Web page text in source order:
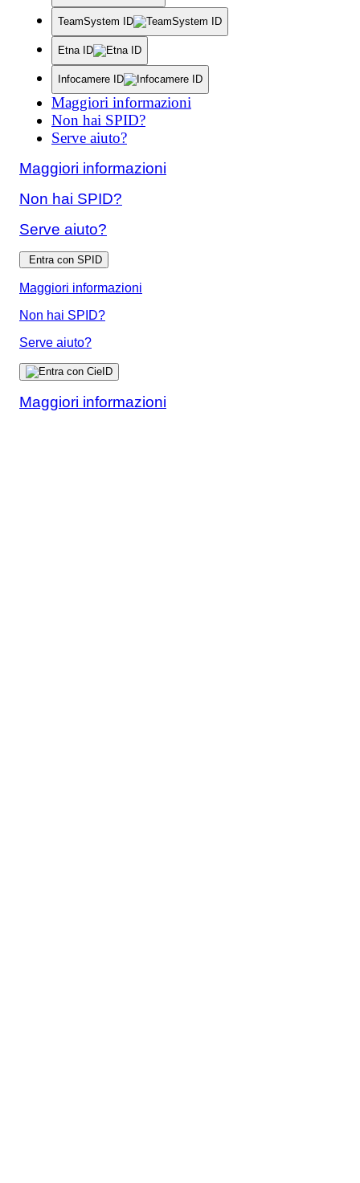
TeamSystem ID
Etna ID
Infocamere ID
Maggiori informazioni
Non hai SPID?
Serve aiuto?
Maggiori informazioni
Non hai SPID?
Serve aiuto?
Entra con SPID
Maggiori informazioni
Non hai SPID?
Serve aiuto?
Maggiori informazioni